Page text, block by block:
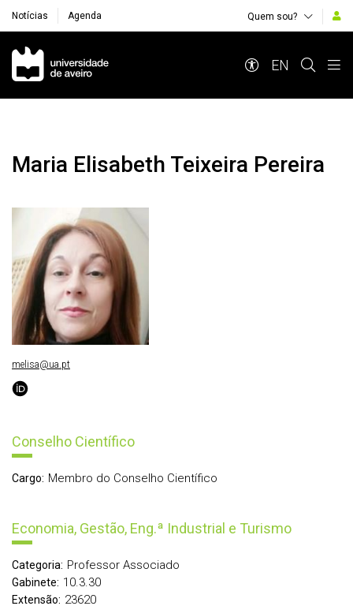
Notícias Agenda Quem sou?
Navegação Principal
EN
Maria Elisabeth Teixeira Pereira
Conselho Científico
Cargo: Membro do Conselho Científico
Economia, Gestão, Eng.ª Industrial e Turismo
Categoria: Professor Associado
Gabinete: 10.3.30
Extensão: 23620
melisa@ua.pt